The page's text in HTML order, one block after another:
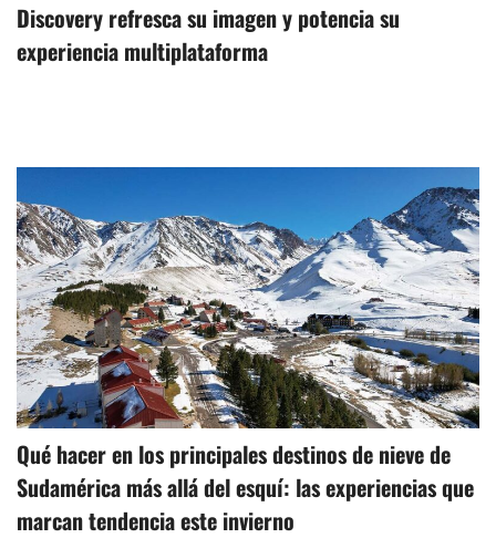
Discovery refresca su imagen y potencia su
experiencia multiplataforma
Qué hacer en los principales destinos de nieve de
Sudamérica más allá del esquí: las experiencias que
marcan tendencia este invierno